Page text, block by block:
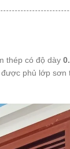
thép có độ dày
phủ lớp